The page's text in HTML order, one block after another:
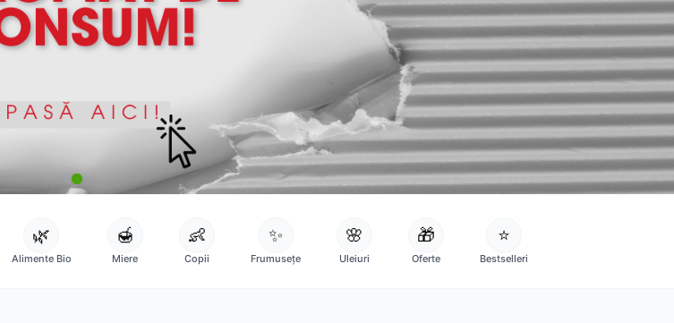
🌿
Alimente Bio
🍯
Miere
👶
Copii
✨
Frumusețe
🌸
Uleiuri
🎁
Oferte
⭐
Bestselleri